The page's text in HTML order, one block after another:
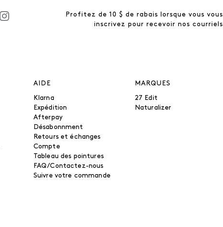
Profitez de 10 $ de rabais lorsque vous vous
inscrivez pour recevoir nos courriels
AIDE
Klarna
Expédition
Afterpay
Désabonnment
Retours et échanges
Compte
Tableau des pointures
FAQ/Contactez-nous
Suivre votre commande
MARQUES
27 Edit
Naturalizer